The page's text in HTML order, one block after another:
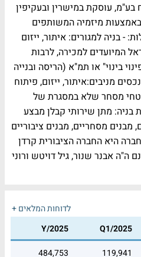
בע"מ, עוסקת במישרין ובעקיפין
מיזמיה המשותפים
- בניה למגורים: איתור, ייזום
המיועדים למכירה, לרבות
בינוי" או תמ"א (הריסה ובנייה
מניבים:איתור, ייזום, פיתוח
מסחר שלא במסגרת של
בניה: מתן שירותי קבלן מבצע
מבנים מסחריים, מבנים ציבוריים
היא החברה הציבורית קרדן
אבנר שנור, גיל דויטש ורוני
לדוחות המלאים +
Q1/2025
Y/2025
119,941
484,753